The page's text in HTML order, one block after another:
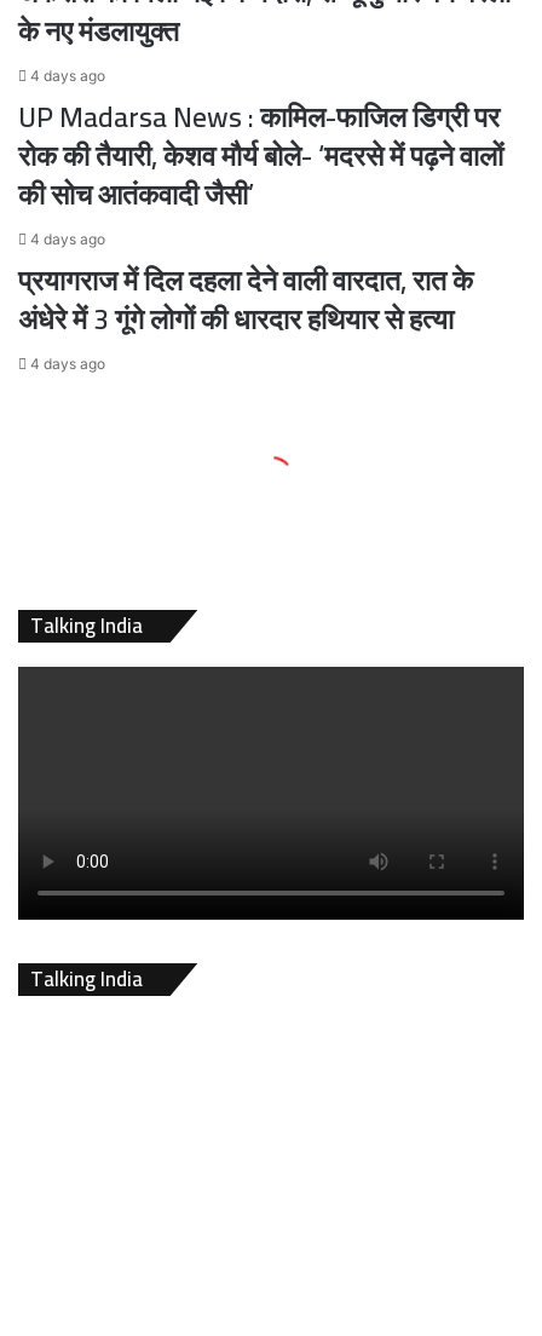
के नए मंडलायुक्त
4 days ago
UP Madarsa News : कामिल-फाजिल डिग्री पर
रोक की तैयारी, केशव मौर्य बोले- ‘मदरसे में पढ़ने वालों
की सोच आतंकवादी जैसी’
4 days ago
प्रयागराज में दिल दहला देने वाली वारदात, रात के
अंधेरे में 3 गूंगे लोगों की धारदार हथियार से हत्या
4 days ago
Talking India
Talking India